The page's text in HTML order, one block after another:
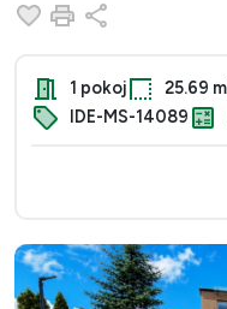
Dodaj do ulubionych
Drukuj
1 pokoj 25.69
IDE-MS-14089